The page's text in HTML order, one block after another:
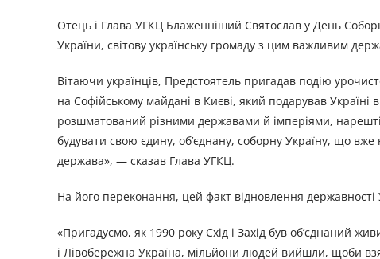
Отець і Глава УГКЦ Блаженніший Святослав у День
України, світову українську громаду з цим важливим
Вітаючи українців, Предстоятель пригадав подію
на Софійському майдані в Києві, який подарував Україні
розшматований різними державами й імперіями,
будувати свою єдину, об’єднану, соборну Україну, що
держава», — сказав Глава УГКЦ.
На його переконання, цей факт відновлення
«Пригадуємо, як 1990 року Схід і Захід був об’єднаний
і Лівобережна Україна, мільйони людей вийшли, щоби